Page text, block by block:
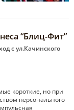
“Блиц-Фит”
с ул.Качинского
короткие, но при
персонального